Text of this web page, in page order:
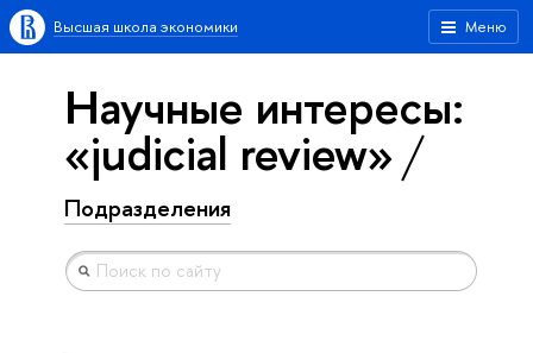
Меню
Высшая школа экономики
Научные интересы:
«judicial review»
Подразделения